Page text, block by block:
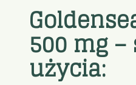
500 mg
użycia: